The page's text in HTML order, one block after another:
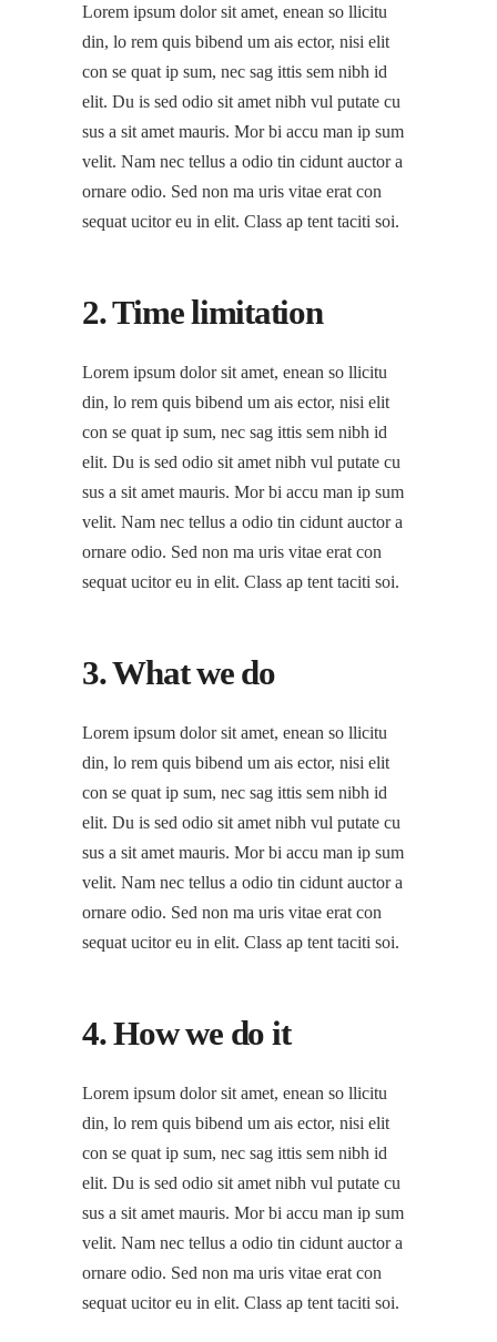
Lorem ipsum dolor sit amet, enean so llicitu
din, lo rem quis bibend um ais ector, nisi elit
con se quat ip sum, nec sag ittis sem nibh id
elit. Du is sed odio sit amet nibh vul putate cu
sus a sit amet mauris. Mor bi accu man ip sum
velit. Nam nec tellus a odio tin cidunt auctor a
ornare odio. Sed non ma uris vitae erat con
sequat ucitor eu in elit. Class ap tent taciti soi.
2. Time limitation
Lorem ipsum dolor sit amet, enean so llicitu
din, lo rem quis bibend um ais ector, nisi elit
con se quat ip sum, nec sag ittis sem nibh id
elit. Du is sed odio sit amet nibh vul putate cu
sus a sit amet mauris. Mor bi accu man ip sum
velit. Nam nec tellus a odio tin cidunt auctor a
ornare odio. Sed non ma uris vitae erat con
sequat ucitor eu in elit. Class ap tent taciti soi.
3. What we do
Lorem ipsum dolor sit amet, enean so llicitu
din, lo rem quis bibend um ais ector, nisi elit
con se quat ip sum, nec sag ittis sem nibh id
elit. Du is sed odio sit amet nibh vul putate cu
sus a sit amet mauris. Mor bi accu man ip sum
velit. Nam nec tellus a odio tin cidunt auctor a
ornare odio. Sed non ma uris vitae erat con
sequat ucitor eu in elit. Class ap tent taciti soi.
4. How we do it
Lorem ipsum dolor sit amet, enean so llicitu
din, lo rem quis bibend um ais ector, nisi elit
con se quat ip sum, nec sag ittis sem nibh id
elit. Du is sed odio sit amet nibh vul putate cu
sus a sit amet mauris. Mor bi accu man ip sum
velit. Nam nec tellus a odio tin cidunt auctor a
ornare odio. Sed non ma uris vitae erat con
sequat ucitor eu in elit. Class ap tent taciti soi.